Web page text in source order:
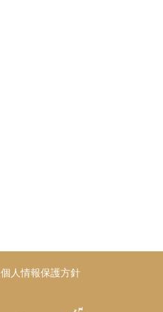
個人情報保護方針